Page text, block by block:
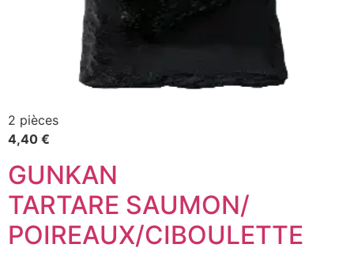
2 pièces
4,40 €
GUNKAN
TARTARE SAUMON/
POIREAUX/CIBOULETTE